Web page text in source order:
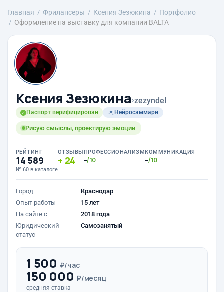
Главная Фрилансеры Ксения Зезюкина
Портфолио
Оформление на выставку для компании BALTA
Ксения Зезюкина›zezyndel
Паспорт верифицирован Нейросаммари
Рисую смыслы, проектирую эмоции
РЕЙТИНГ
14 589
№ 60 в каталоге
ОТЗЫВЫ
24
ПРОФЕССИОНАЛИЗМ
-/10
КОММУНИКАЦИЯ
-/10
Город
Краснодар
Опыт работы
15 лет
На сайте с
2018 года
Юридический
статус
Самозанятый
1 500 ₽/час
150 000 ₽/месяц
средняя ставка